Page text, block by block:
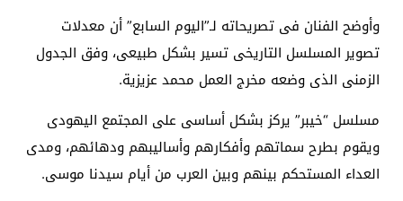
وأوضح الفنان فى تصريحاته لـ”اليوم السابع” أن معدلات
تصوير المسلسل التاريخى تسير بشكل طبيعى، وفق الجدول
الزمنى الذى وضعه مخرج العمل محمد عزيزية.
مسلسل “خيبر” يركز بشكل أساسى على المجتمع اليهودى
ويقوم بطرح سماتهم وأفكارهم وأساليبهم ودهائهم، ومدى
العداء المستحكم بينهم وبين العرب من أيام سيدنا موسى.